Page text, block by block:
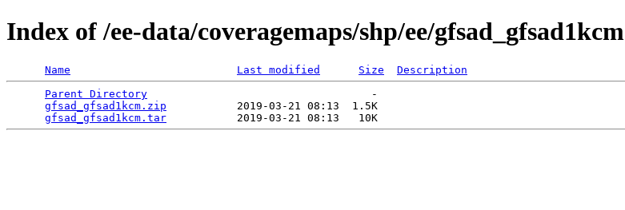
Index of /ee-data/coveragemaps/shp/ee/gfsad_gfsad1kcm
Name Last modified Size
Description
Parent Directory
                                   -
gfsad_gfsad1kcm.zip
           2019-03-21 08:13  1.5K
gfsad_gfsad1kcm.tar